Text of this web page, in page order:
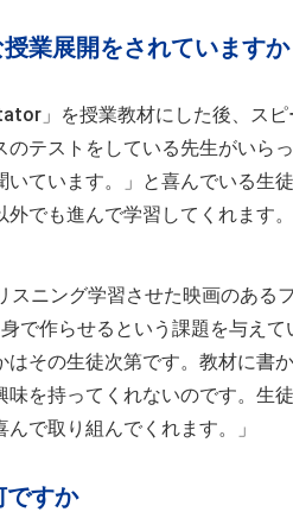
業展開をされていますか
」を授業教材にした後、ス
テストをしている先生がいら
ています。」と喜んでいる生
外でも進んで学習してくれます
スニング学習させた映画のある
で作らせるという課題を与え
はその生徒次第です。教材に書
を持ってくれないのです。生
で取り組んでくれます。」
ですか